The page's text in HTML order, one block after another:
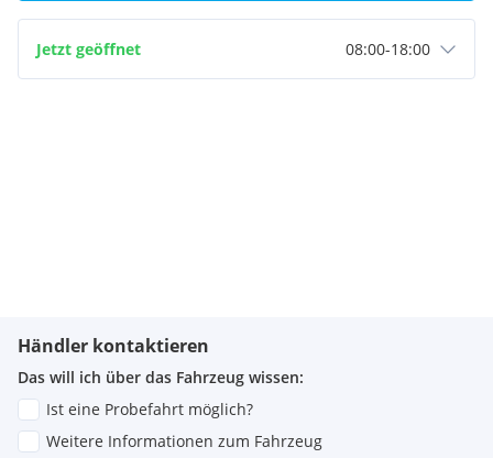
Jetzt geöffnet 08:00-18:00
Händler kontaktieren
Das will ich über das Fahrzeug wissen:
Ist eine Probefahrt möglich?
Weitere Informationen zum Fahrzeug